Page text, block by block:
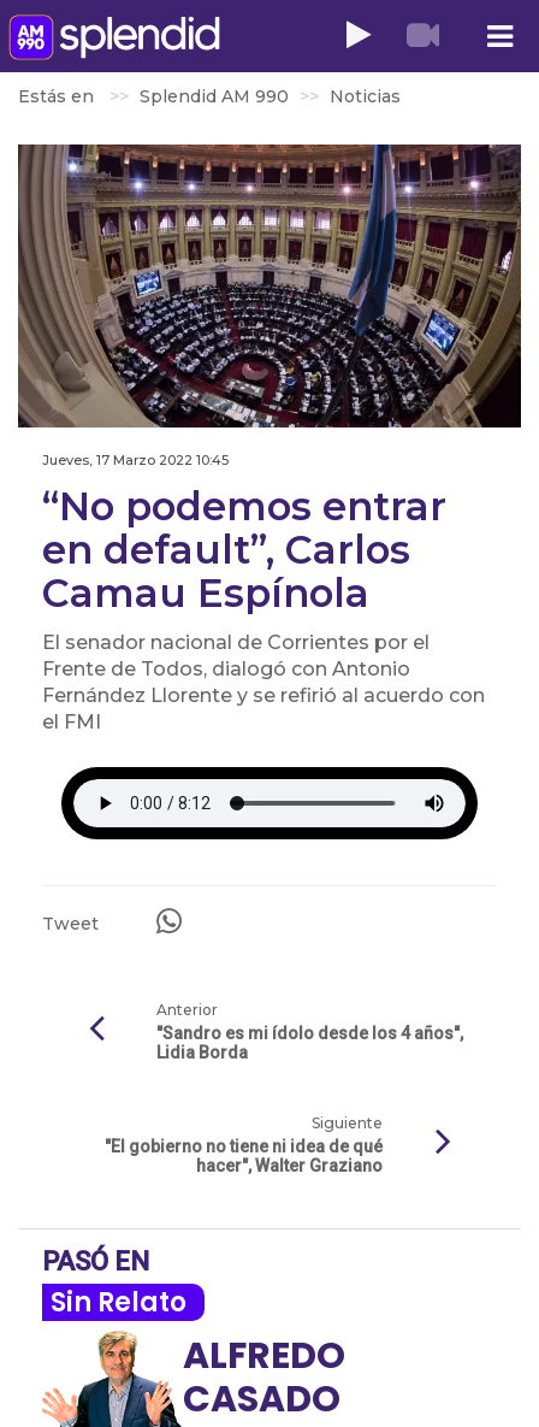
Estás en Splendid AM 990 Noticias
Jueves, 17 Marzo 2022 10:45
“No podemos entrar
en default”, Carlos
Camau Espínola
El senador nacional de Corrientes por el
Frente de Todos, dialogó con Antonio
Fernández Llorente y se refirió al acuerdo con
el FMI
Tweet
Anterior
"Sandro es mi ídolo desde los 4 años",
Lidia Borda
Siguiente
"El gobierno no tiene ni idea de qué
hacer", Walter Graziano
PASÓ EN
Sin Relato
ALFREDO
CASADO